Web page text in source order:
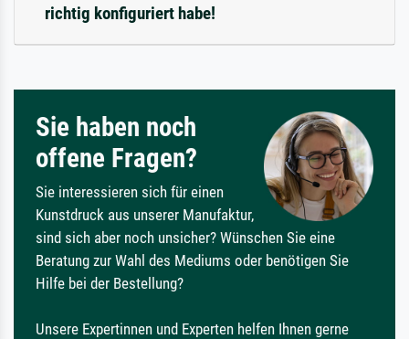
richtig konfiguriert habe!
Sie haben noch
offene Fragen?
Sie interessieren sich für einen
Kunstdruck aus unserer Manufaktur,
sind sich aber noch unsicher? Wünschen Sie eine
Beratung zur Wahl des Mediums oder benötigen Sie
Hilfe bei der Bestellung?
Unsere Expertinnen und Experten helfen Ihnen gerne